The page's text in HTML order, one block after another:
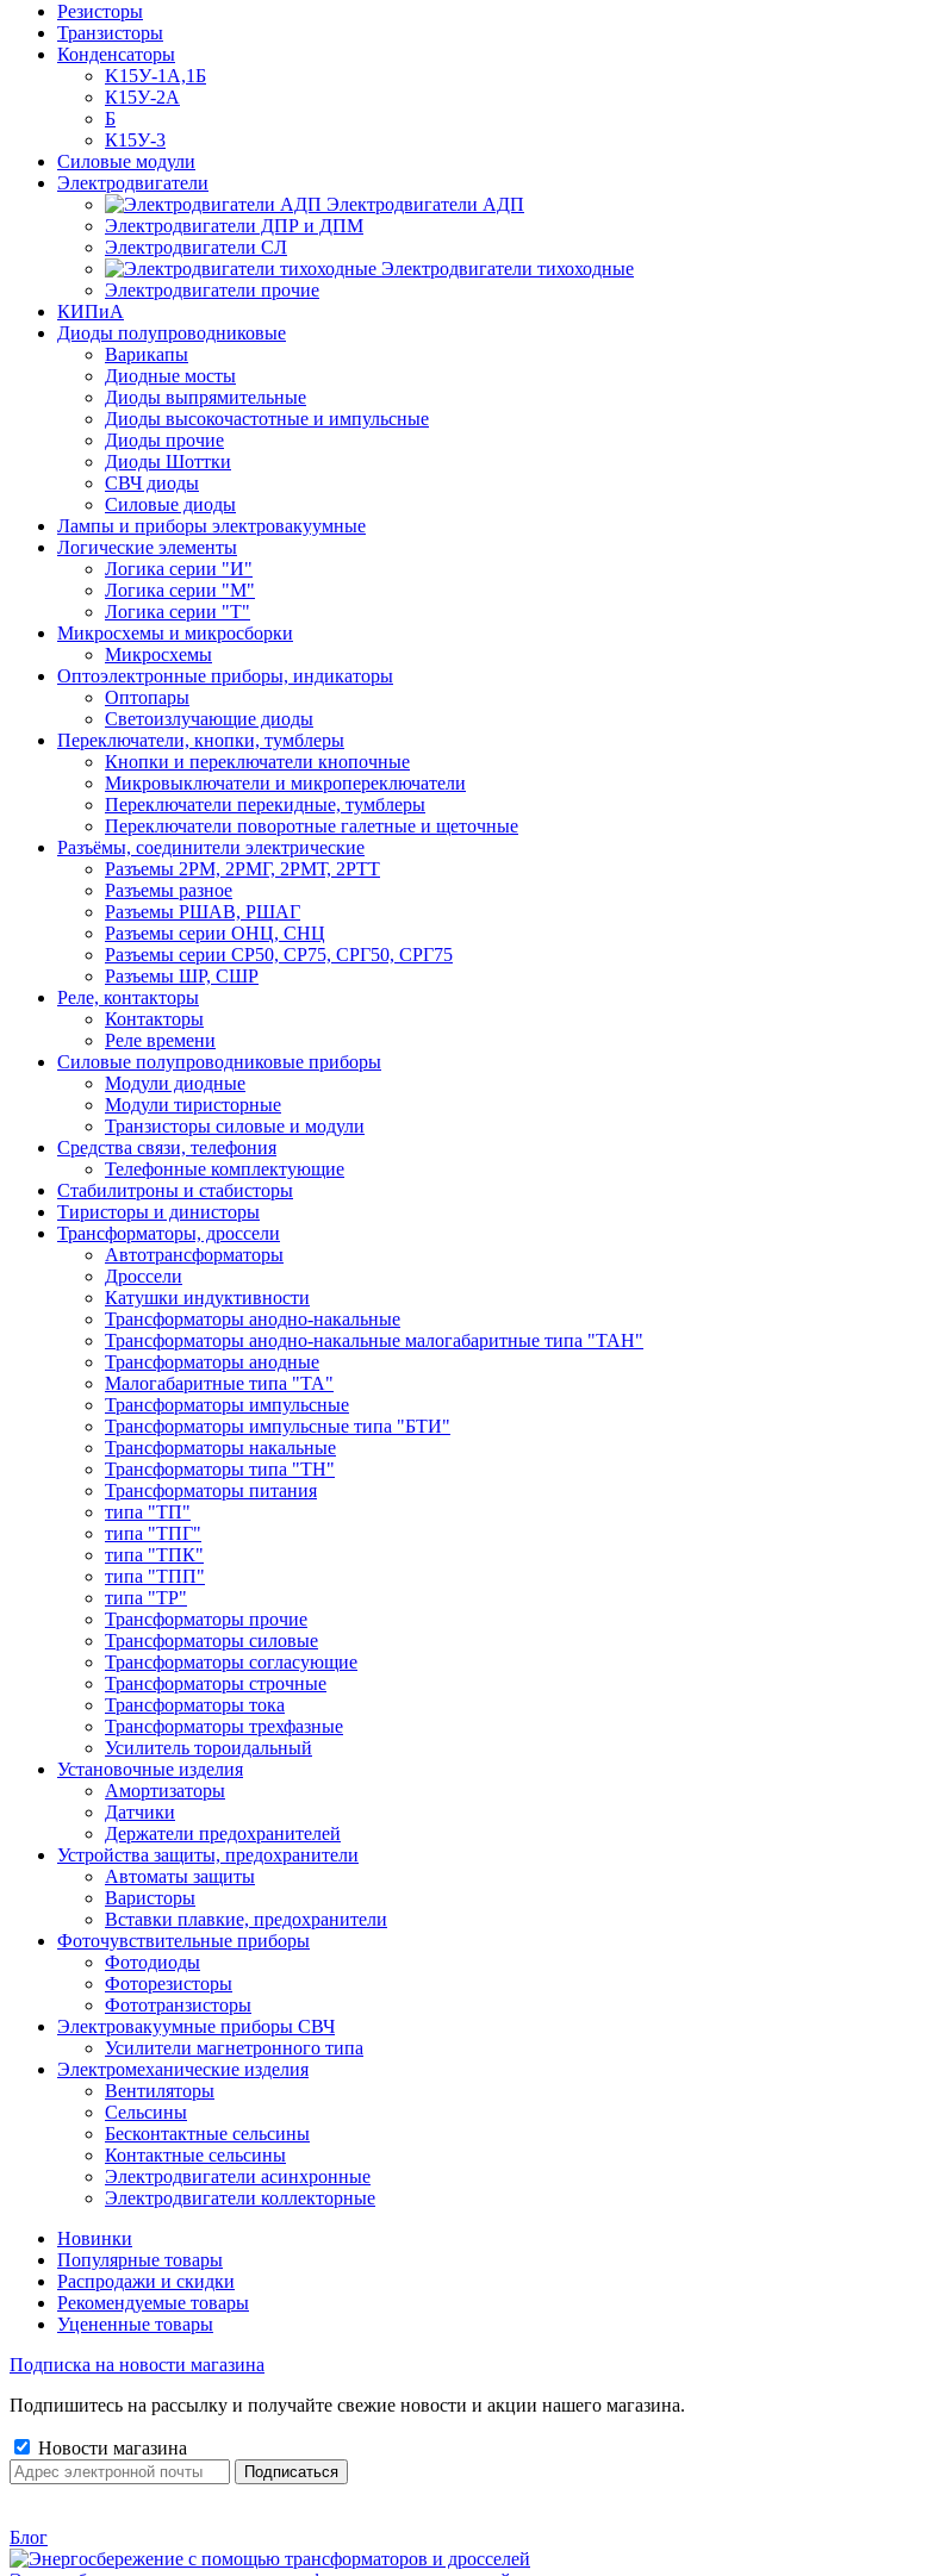
Резисторы
Транзисторы
Конденсаторы
K15У-1А,1Б
К15У-2А
Б
К15У-3
Силовые модули
Электродвигатели
Электродвигатели АДП
Электродвигатели ДПР и ДПМ
Электродвигатели СЛ
Электродвигатели тихоходные
Электродвигатели прочие
КИПиА
Диоды полупроводниковые
Варикапы
Диодные мосты
Диоды выпрямительные
Диоды высокочастотные и импульсные
Диоды прочие
Диоды Шоттки
СВЧ диоды
Силовые диоды
Лампы и приборы электровакуумные
Логические элементы
Логика серии "И"
Логика серии "М"
Логика серии "Т"
Микросхемы и микросборки
Микросхемы
Оптоэлектронные приборы, индикаторы
Оптопары
Светоизлучающие диоды
Переключатели, кнопки, тумблеры
Кнопки и переключатели кнопочные
Микровыключатели и микропереключатели
Переключатели перекидные, тумблеры
Переключатели поворотные галетные и щеточные
Разъёмы, соединители электрические
Разъемы 2РМ, 2РМГ, 2РМТ, 2РТТ
Разъемы разное
Разъемы РШАВ, РШАГ
Разъемы серии ОНЦ, СНЦ
Разъемы серии СР50, СР75, СРГ50, СРГ75
Разъемы ШР, СШР
Реле, контакторы
Контакторы
Реле времени
Силовые полупроводниковые приборы
Модули диодные
Модули тиристорные
Транзисторы силовые и модули
Средства связи, телефония
Телефонные комплектующие
Стабилитроны и стабисторы
Тиристоры и динисторы
Трансформаторы, дроссели
Автотрансформаторы
Дроссели
Катушки индуктивности
Трансформаторы анодно-накальные
Трансформаторы анодно-накальные малогабаритные типа "ТАН"
Трансформаторы анодные
Малогабаритные типа "ТА"
Трансформаторы импульсные
Трансформаторы импульсные типа "БТИ"
Трансформаторы накальные
Трансформаторы типа "ТН"
Трансформаторы питания
типа "ТП"
типа "ТПГ"
типа "ТПК"
типа "ТПП"
типа "ТР"
Трансформаторы прочие
Трансформаторы силовые
Трансформаторы согласующие
Трансформаторы строчные
Трансформаторы тока
Трансформаторы трехфазные
Усилитель тороидальный
Установочные изделия
Амортизаторы
Датчики
Держатели предохранителей
Устройства защиты, предохранители
Автоматы защиты
Варисторы
Вставки плавкие, предохранители
Фоточувствительные приборы
Фотодиоды
Фоторезисторы
Фототранзисторы
Электровакуумные приборы СВЧ
Усилители магнетронного типа
Электромеханические изделия
Вентиляторы
Сельсины
Бесконтактные сельсины
Контактные сельсины
Электродвигатели асинхронные
Электродвигатели коллекторные
Новинки
Популярные товары
Распродажи и скидки
Рекомендуемые товары
Уцененные товары
Подписка на новости магазина
Подпишитесь на рассылку и получайте свежие новости и акции нашего магазина.
Новости магазина
Блог